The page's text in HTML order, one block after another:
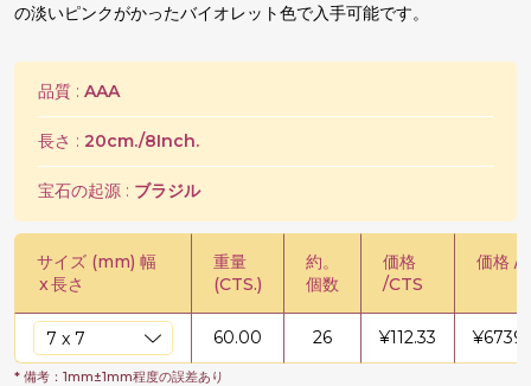
の淡いピンクがかったバイオレット色で入手可能です。
品質 : AAA
長さ : 20cm./8Inch.
宝石の起源 : ブラジル
サイズ (mm) 幅
x長さ
重量
(CTS.)
約。
個数
価格
/CTS
価格 /
60.00 26 ¥112.33 ¥
* 備考：1mm±1mm程度の誤差あり